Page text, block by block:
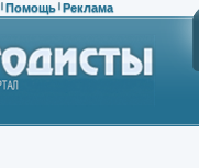
| Помощь | Реклама